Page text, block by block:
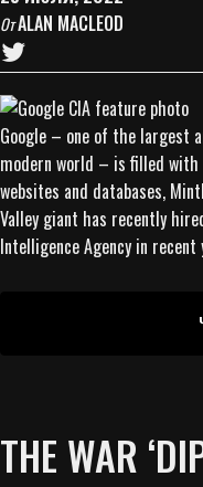
ОтALAN MACLEOD
Google – one of the largest
modern world – is filled with
websites and databases,
Valley giant has recently
Intelligence Agency in
THE WAR